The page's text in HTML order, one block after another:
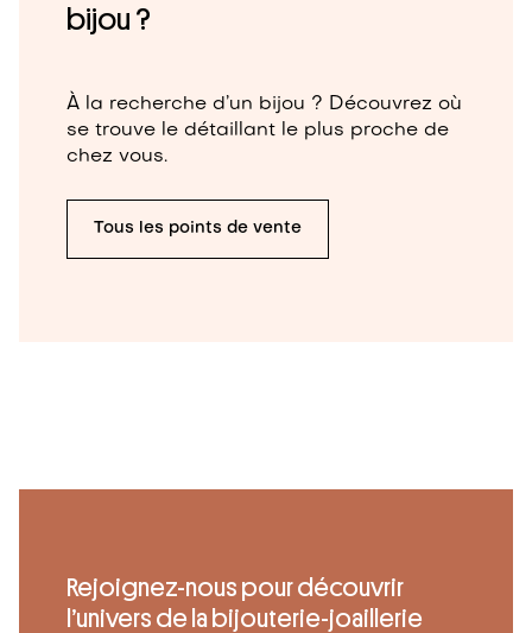
bijou ?
À la recherche d’un bijou ? Découvrez où
se trouve le détaillant le plus proche de
chez vous.
Tous les points de vente
Rejoignez-nous pour découvrir
l’univers de la bijouterie-joaillerie